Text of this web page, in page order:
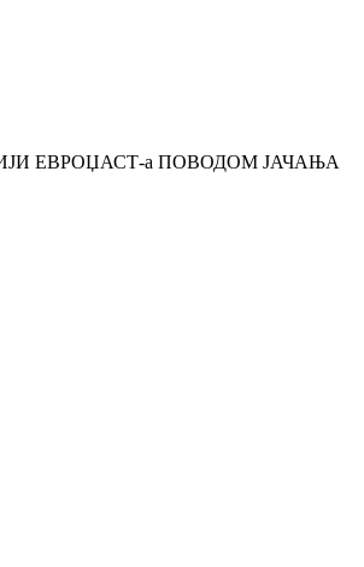
ЕВРОЏАСТ-а ПОВОДОМ ЈАЧАЊА